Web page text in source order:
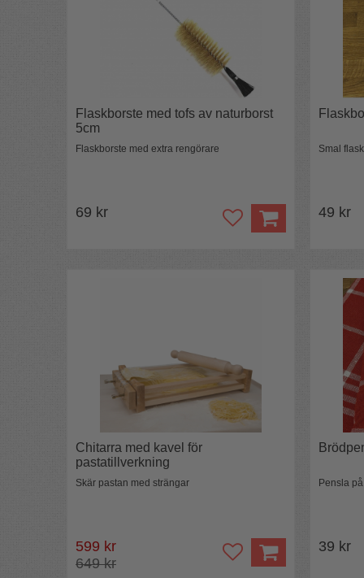
Flaskborste med tofs av naturborst
5cm
Flaskborste med extra rengörare
69 kr
Smal
49 kr
Chitarra med kavel för
pastatillverkning
Skär pastan med strängar
599 kr
649 kr
Pensla på
39 kr